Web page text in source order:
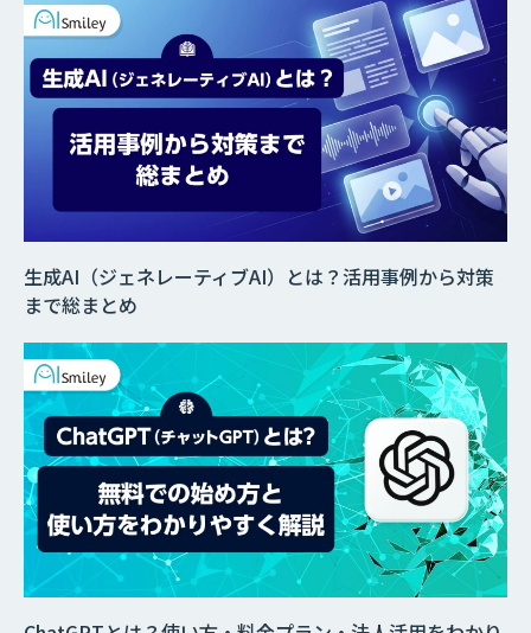
生成AI（ジェネレーティブAI）とは？活用事例から対策
まで総まとめ